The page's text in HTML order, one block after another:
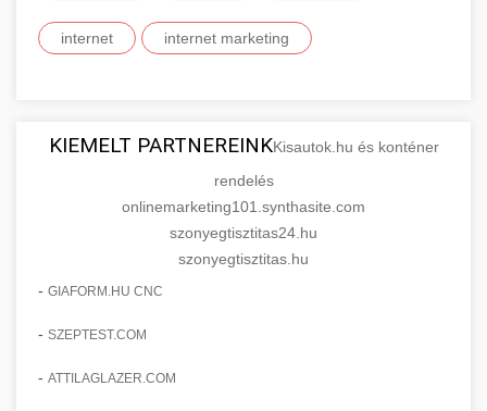
internet internet marketing
KIEMELT PARTNEREINKKisautok.hu és konténer
rendelés
onlinemarketing101.synthasite.com
szonyegtisztitas24.hu
szonyegtisztitas.hu
- GIAFORM.HU CNC
- SZEPTEST.COM
- ATTILAGLAZER.COM